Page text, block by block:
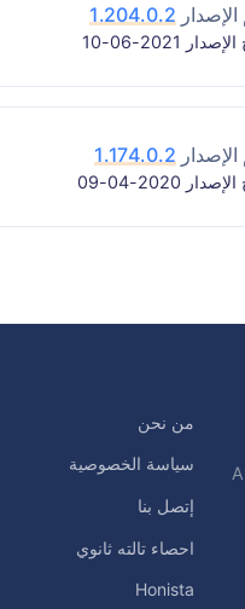
1.204.0.2
2021-06-10
1.174.0.2
2020-04-09
من نحن
سياسة الخصوصية
إتصل بنا
احصاء تالته ثانوي
Honista